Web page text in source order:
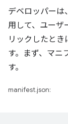
デベロッパーは、
用して、ユーザ
リックしたと
す。まず、マニ
す。
manifest.json: